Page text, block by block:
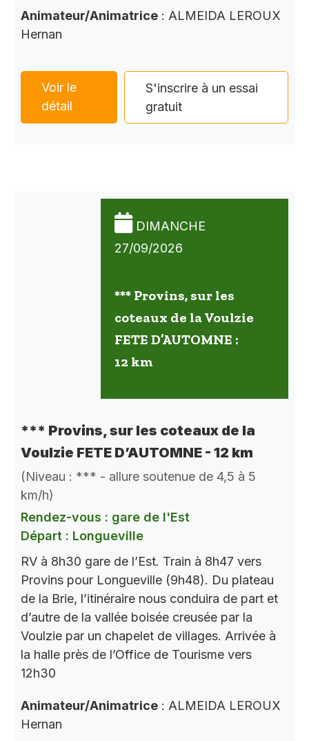
Animateur/Animatrice : ALMEIDA LEROUX
Hernan
Voir le
détail
S'inscrire à un essai
gratuit
DIMANCHE
27/09/2026
*** Provins, sur les
coteaux de la Voulzie
FETE D’AUTOMNE :
12 km
*** Provins, sur les coteaux de la
Voulzie FETE D’AUTOMNE - 12 km
(Niveau : *** - allure soutenue de 4,5 à 5
km/h)
Rendez-vous : gare de l'Est
Départ : Longueville
RV à 8h30 gare de l’Est. Train à 8h47 vers
Provins pour Longueville (9h48). Du plateau
de la Brie, l’itinéraire nous conduira de part et
d’autre de la vallée boisée creusée par la
Voulzie par un chapelet de villages. Arrivée à
la halle près de l’Office de Tourisme vers
12h30
Animateur/Animatrice : ALMEIDA LEROUX
Hernan